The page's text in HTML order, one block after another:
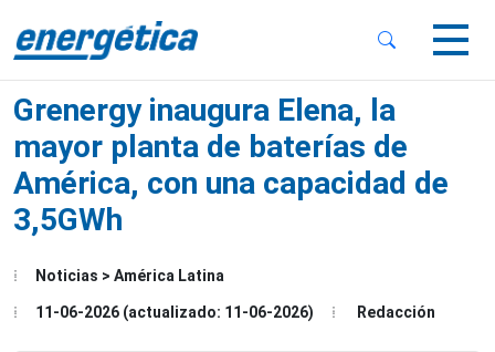
Menu
Menu
Grenergy inaugura Elena, la
mayor planta de baterías de
América, con una capacidad de
3,5GWh
Noticias > América Latina
11-06-2026 (actualizado: 11-06-2026) Redacción